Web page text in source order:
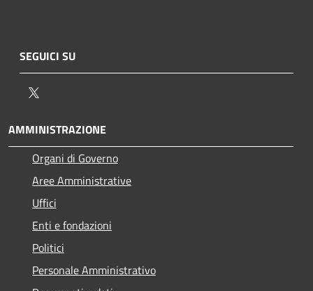
SEGUICI SU
AMMINISTRAZIONE
Organi di Governo
Aree Amministrative
Uffici
Enti e fondazioni
Politici
Personale Amministrativo